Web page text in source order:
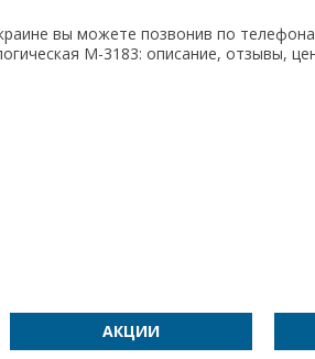
вы можете позвонив по
М-3183: описание, отзывы,
АКЦИИ